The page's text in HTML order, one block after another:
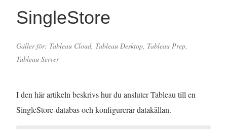
SingleStore
Gäller för: Tableau Cloud, Tableau Desktop, Tableau Prep,
Tableau Server
I den här artikeln beskrivs hur du ansluter Tableau till en
SingleStore-databas och konfigurerar datakällan.